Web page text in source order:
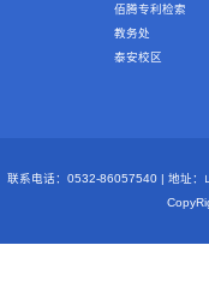
佰腾专利检索
教务处
泰安校区
联系电话：0532-86057540 | 地址：